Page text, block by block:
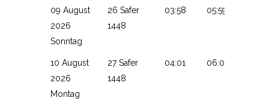
09 August
2026
Sonntag
26 Safer
1448
03:58 05:59
10 August
2026
Montag
27 Safer
1448
04:01 06:00